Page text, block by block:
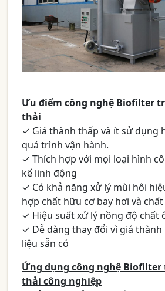
Ưu điểm công nghệ Biofilter
thải
✓ Giá thành thấp và ít sử dụng
quá trình vận hành.
✓ Thích hợp với mọi loại hình
kế linh động
✓ Có khả năng xử lý mùi hôi
hợp chất hữu cơ bay hơi và
✓ Hiệu suất xử lý nồng độ chất
✓ Dễ dàng thay đổi vì giá
liệu sẵn có
Ứng dụng công nghệ
thải công nghiệp